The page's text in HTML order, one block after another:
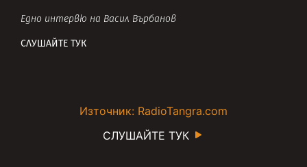
Едно интервю на Васил Върбанов
СЛУШАЙТЕ ТУК
Източник: RadioTangra.com
СЛУШАЙТЕ ТУК